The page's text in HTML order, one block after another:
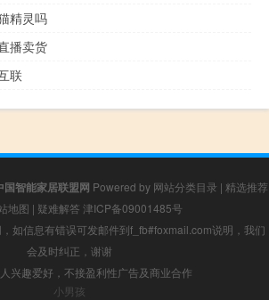
精灵吗
播卖货
联
国智能家居联盟网 Powered by 网站分类目录 | 精选推荐
地图 | 疑难解答 津ICP备09001485号
如信息有错误可发邮件到f_fb#foxmail.com说明，我们
会及时纠正，谢谢
兴趣爱好，不接盈利性广告及商业合作
小男孩